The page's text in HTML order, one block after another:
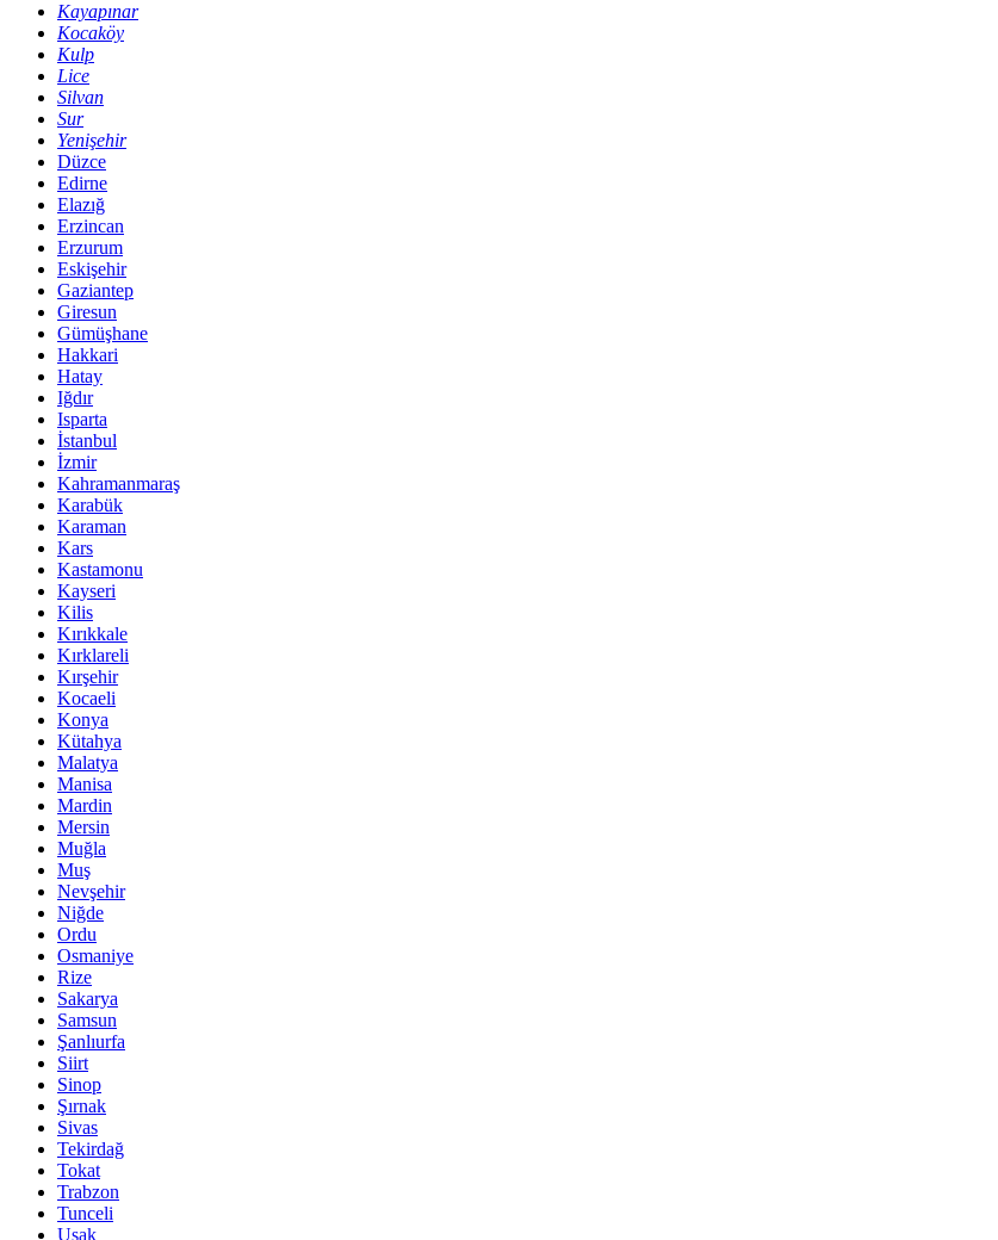
Kayapınar
Kocaköy
Kulp
Lice
Silvan
Sur
Yenişehir
Düzce
Edirne
Elazığ
Erzincan
Erzurum
Eskişehir
Gaziantep
Giresun
Gümüşhane
Hakkari
Hatay
Iğdır
Isparta
İstanbul
İzmir
Kahramanmaraş
Karabük
Karaman
Kars
Kastamonu
Kayseri
Kilis
Kırıkkale
Kırklareli
Kırşehir
Kocaeli
Konya
Kütahya
Malatya
Manisa
Mardin
Mersin
Muğla
Muş
Nevşehir
Niğde
Ordu
Osmaniye
Rize
Sakarya
Samsun
Şanlıurfa
Siirt
Sinop
Şırnak
Sivas
Tekirdağ
Tokat
Trabzon
Tunceli
Uşak